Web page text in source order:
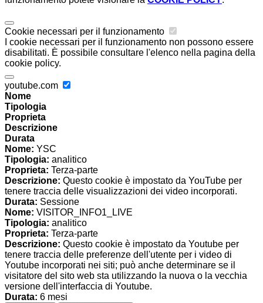
Cookie necessari per il funzionamento
I cookie necessari per il funzionamento non possono essere
disabilitati. È possibile consultare l'elenco nella pagina della
cookie policy.
youtube.com
Nome
Tipologia
Proprieta
Descrizione
Durata
Nome: YSC
Tipologia: analitico
Proprieta: Terza-parte
Descrizione: Questo cookie è impostato da YouTube per
tenere traccia delle visualizzazioni dei video incorporati.
Durata: Sessione
Nome: VISITOR_INFO1_LIVE
Tipologia: analitico
Proprieta: Terza-parte
Descrizione: Questo cookie è impostato da Youtube per
tenere traccia delle preferenze dell'utente per i video di
Youtube incorporati nei siti; può anche determinare se il
visitatore del sito web sta utilizzando la nuova o la vecchia
versione dell'interfaccia di Youtube.
Durata: 6 mesi